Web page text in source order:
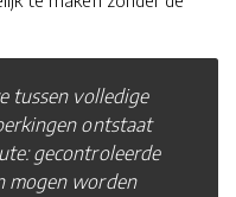
tussen volledige
ontstaat
gecontroleerde
mogen worden